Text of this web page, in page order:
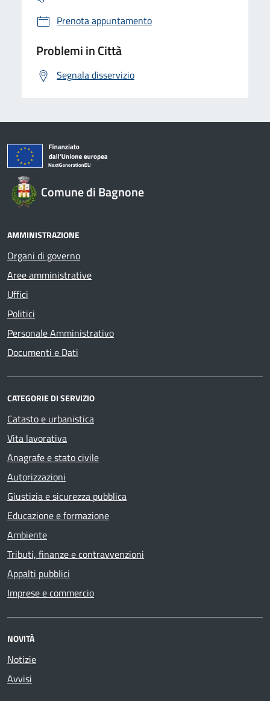
Prenota appuntamento
Problemi in Città
Segnala disservizio
Comune di Bagnone
AMMINISTRAZIONE
Organi di governo
Aree amministrative
Uffici
Politici
Personale Amministrativo
Documenti e Dati
CATEGORIE DI SERVIZIO
Catasto e urbanistica
Vita lavorativa
Anagrafe e stato civile
Autorizzazioni
Giustizia e sicurezza pubblica
Educazione e formazione
Ambiente
Tributi, finanze e contravvenzioni
Appalti pubblici
Imprese e commercio
NOVITÀ
Notizie
Avvisi